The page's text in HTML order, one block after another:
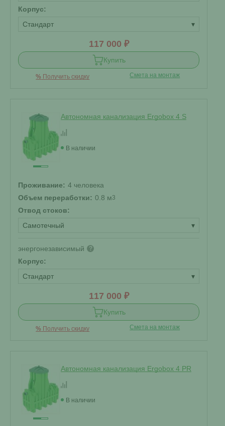
Корпус:
Стандарт
▾
117 000 ₽
Купить
% Получить скидку Смета на монтаж
Автономная канализация Ergobox 4 S
В наличии
Проживание: 4 человека
Объем переработки: 0.8 м3
Отвод стоков:
Самотечный
▾
энергонезависимый ?
Корпус:
Стандарт
▾
117 000 ₽
Купить
% Получить скидку Смета на монтаж
Автономная канализация Ergobox 4 PR
В наличии